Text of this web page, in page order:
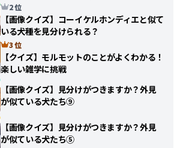
2 位
【画像クイズ】コーイケルホンディエと似て
いる犬種を見分けられる？
3 位
【クイズ】モルモットのことがよくわかる！
楽しい雑学に挑戦
【画像クイズ】見分けがつきますか？外見
が似ている犬たち⑨
【画像クイズ】見分けがつきますか？外見
が似ている犬たち⑤